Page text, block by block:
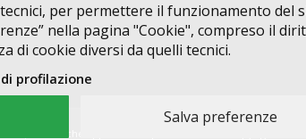
e prodotti che appaiono su questo sito sono Copyright e/o
per permettere il funzionamento
nella pagina "Cookie", compreso il
di cookie diversi da quelli tecnici.
profilazione
Salva preferenze